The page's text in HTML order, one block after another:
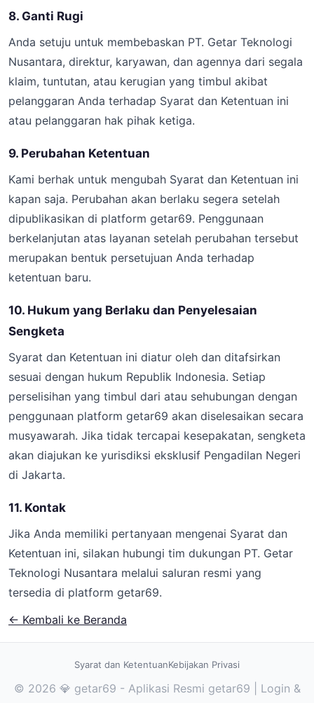
8. Ganti Rugi
Anda setuju untuk membebaskan PT. Getar Teknologi
Nusantara, direktur, karyawan, dan agennya dari segala
klaim, tuntutan, atau kerugian yang timbul akibat
pelanggaran Anda terhadap Syarat dan Ketentuan ini
atau pelanggaran hak pihak ketiga.
9. Perubahan Ketentuan
Kami berhak untuk mengubah Syarat dan Ketentuan ini
kapan saja. Perubahan akan berlaku segera setelah
dipublikasikan di platform getar69. Penggunaan
berkelanjutan atas layanan setelah perubahan tersebut
merupakan bentuk persetujuan Anda terhadap
ketentuan baru.
10. Hukum yang Berlaku dan Penyelesaian
Sengketa
Syarat dan Ketentuan ini diatur oleh dan ditafsirkan
sesuai dengan hukum Republik Indonesia. Setiap
perselisihan yang timbul dari atau sehubungan dengan
penggunaan platform getar69 akan diselesaikan secara
musyawarah. Jika tidak tercapai kesepakatan, sengketa
akan diajukan ke yurisdiksi eksklusif Pengadilan Negeri
di Jakarta.
11. Kontak
Jika Anda memiliki pertanyaan mengenai Syarat dan
Ketentuan ini, silakan hubungi tim dukungan PT. Getar
Teknologi Nusantara melalui saluran resmi yang
tersedia di platform getar69.
← Kembali ke Beranda
Syarat dan KetentuanKebijakan Privasi
© 2026 💎 getar69 - Aplikasi Resmi getar69 | Login &